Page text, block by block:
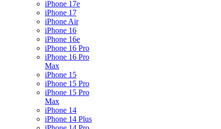
iPhone 17e
iPhone 17
iPhone Air
iPhone 16
iPhone 16e
iPhone 16 Pro
iPhone 16 Pro
Max
iPhone 15
iPhone 15 Pro
iPhone 15 Pro
Max
iPhone 14
iPhone 14 Plus